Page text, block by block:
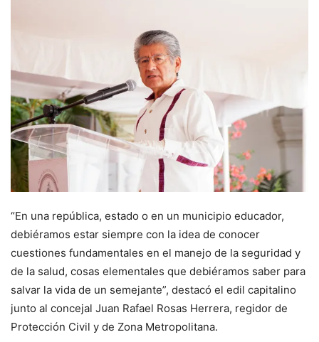
“En una república, estado o en un municipio educador,
debiéramos estar siempre con la idea de conocer
cuestiones fundamentales en el manejo de la seguridad y
de la salud, cosas elementales que debiéramos saber para
salvar la vida de un semejante”, destacó el edil capitalino
junto al concejal Juan Rafael Rosas Herrera, regidor de
Protección Civil y de Zona Metropolitana.